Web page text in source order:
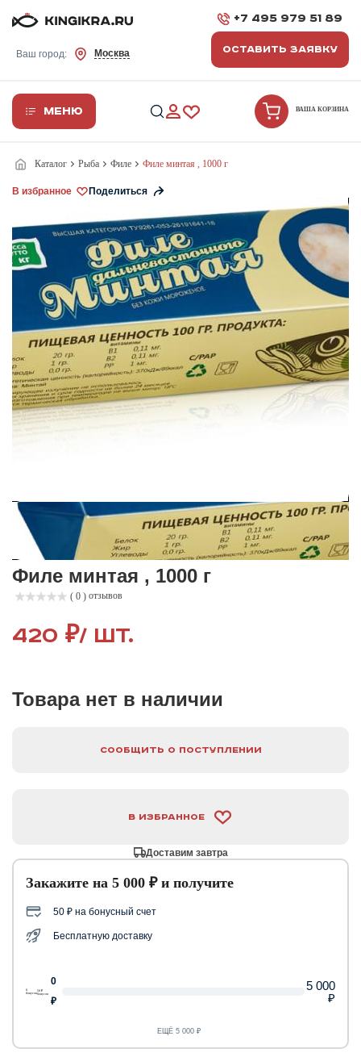
Ваш город: Москва
+7 495 979 51 89
ОСТАВИТЬ ЗАЯВКУ
Меню ВАША КОРЗИНА
Каталог Рыба Филе Филе минтая , 1000 г
В избранное
Филе минтая , 1000 г
( 0 ) отзывов
420 ₽/ шт.
Товара нет в наличии
Сообщить о поступлении
В избранное
Доставим завтра
Закажите на 5 000 ₽ и получите
50 ₽ на бонусный счет
Бесплатную доставку
ЕЩЁ 5 000 ₽
0
₽
5 000
₽
0
бонусов
50 ₽
бонусов